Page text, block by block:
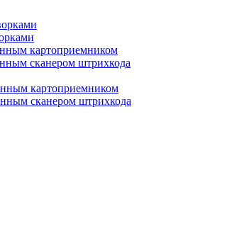
картоприемником
сканером штрихкода
картоприемником
сканером штрихкода